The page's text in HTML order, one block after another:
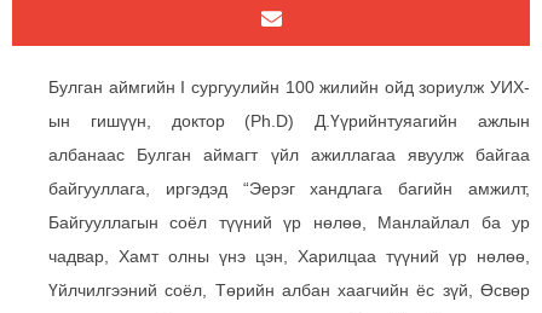
Булган аймгийн I сургуулийн 100 жилийн ойд зориулж УИХ-
ын гишүүн, доктор (Ph.D) Д.Үүрийнтуяагийн ажлын
албанаас Булган аймагт үйл ажиллагаа явуулж байгаа
байгууллага, иргэдэд “Эерэг хандлага багийн амжилт,
Байгууллагын соёл түүний үр нөлөө, Манлайлал ба ур
чадвар, Хамт олны үнэ цэн, Харилцаа түүний үр нөлөө,
Үйлчилгээний соёл, Төрийн албан хаагчийн ёс зүй, Өсвөр